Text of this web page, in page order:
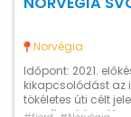
Norvégia
Időpont: 2021.
kikapcsolódást az
tökéletes úti célt